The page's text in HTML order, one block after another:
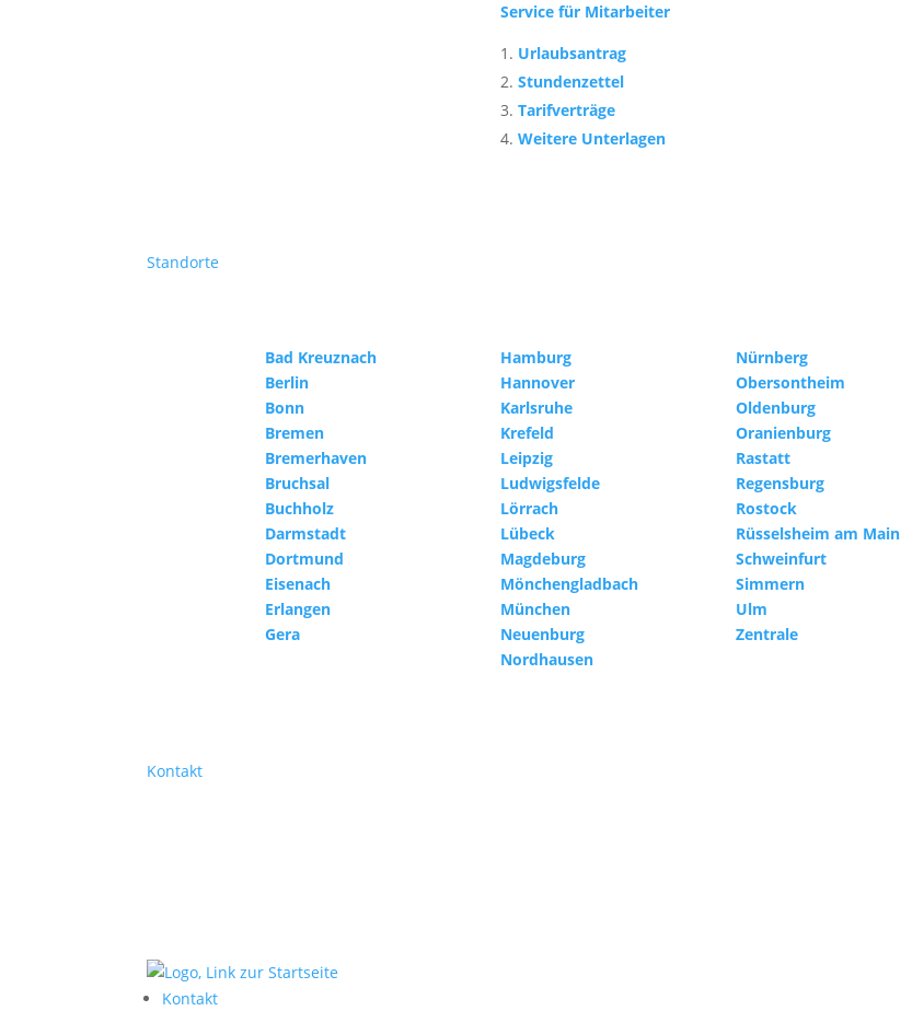
Service für Mitarbeiter
Urlaubsantrag
Stundenzettel
Tarifverträge
Weitere Unterlagen
Standorte
Bad Kreuznach
Berlin
Bonn
Bremen
Bremerhaven
Bruchsal
Buchholz
Darmstadt
Dortmund
Eisenach
Erlangen
Gera
Hamburg
Hannover
Karlsruhe
Krefeld
Leipzig
Ludwigsfelde
Lörrach
Lübeck
Magdeburg
Mönchengladbach
München
Neuenburg
Nordhausen
Nürnberg
Obersontheim
Oldenburg
Oranienburg
Rastatt
Regensburg
Rostock
Rüsselsheim am Main
Schweinfurt
Simmern
Ulm
Zentrale
Kontakt
Kontakt